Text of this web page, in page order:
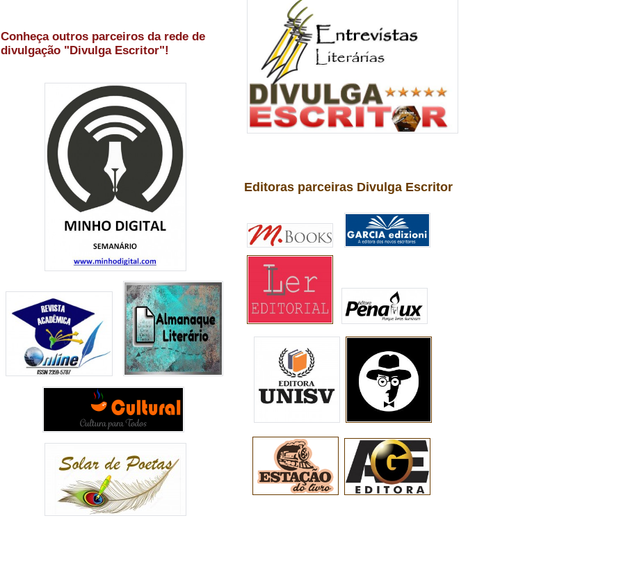
Conheça outros parceiros da rede de
divulgação "Divulga Escritor"!
Editoras parceiras Divulga Escritor